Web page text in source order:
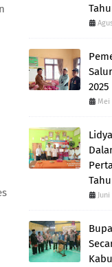
Mei
Juni